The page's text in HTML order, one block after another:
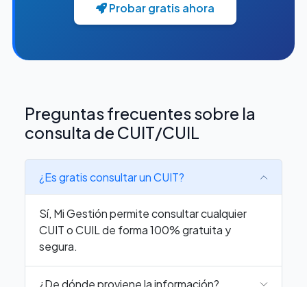
Probar gratis ahora
Preguntas frecuentes sobre la
consulta de CUIT/CUIL
¿Es gratis consultar un CUIT?
Sí, Mi Gestión permite consultar cualquier
CUIT o CUIL de forma 100% gratuita y
segura.
¿De dónde proviene la información?